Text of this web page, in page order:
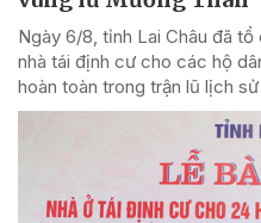
Ngày 6/8, tỉnh Lai Châu đã
nhà tái định cư cho các hộ
hoàn toàn trong trận lũ lịch